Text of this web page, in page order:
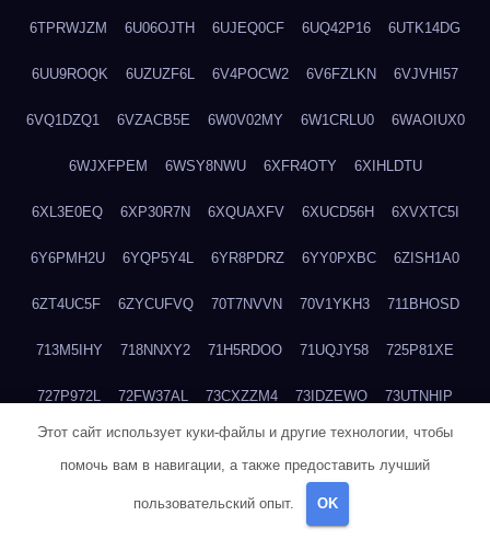
6TPRWJZM 6U06OJTH 6UJEQ0CF 6UQ42P16 6UTK14DG
6UU9ROQK 6UZUZF6L 6V4POCW2 6V6FZLKN 6VJVHI57
6VQ1DZQ1 6VZACB5E 6W0V02MY 6W1CRLU0 6WAOIUX0
6WJXFPEM 6WSY8NWU 6XFR4OTY 6XIHLDTU
6XL3E0EQ 6XP30R7N 6XQUAXFV 6XUCD56H 6XVXTC5I
6Y6PMH2U 6YQP5Y4L 6YR8PDRZ 6YY0PXBC 6ZISH1A0
6ZT4UC5F 6ZYCUFVQ 70T7NVVN 70V1YKH3 711BHOSD
713M5IHY 718NNXY2 71H5RDOO 71UQJY58 725P81XE
727P972L 72FW37AL 73CXZZM4 73IDZEWO 73UTNHIP
73VKAF4E 740HGIUK 745ACL1O 74DPJX4S 74DVDXRM
76BJGQ4F
Этот сайт использует куки-файлы и другие технологии, чтобы
помочь вам в навигации, а также предоставить лучший
пользовательский опыт. OK